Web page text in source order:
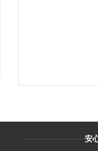
安